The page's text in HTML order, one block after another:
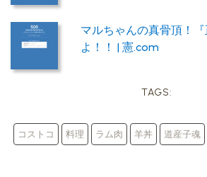
マルちゃんの真骨頂！
よ！！ | 憲.com
TAGS:
コストコ 料理 ラム肉 羊丼 道産子魂